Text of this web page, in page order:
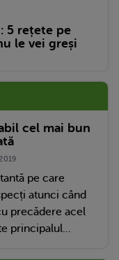
5 rețete pe
le vei greși
cel mai bun
pe care
atunci când
precădere acel
principalul...